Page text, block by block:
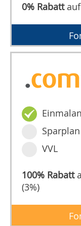
0% Rabattauf
Sparplan
VVL
100% Rabatt
(3%)